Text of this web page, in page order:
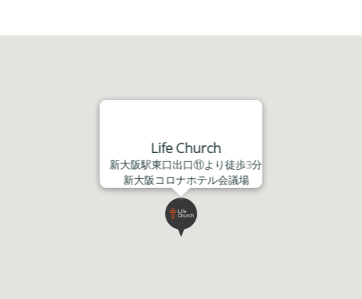
Life Church
新大阪駅東口出口⑪より徒歩3分
新大阪コロナホテル会議場